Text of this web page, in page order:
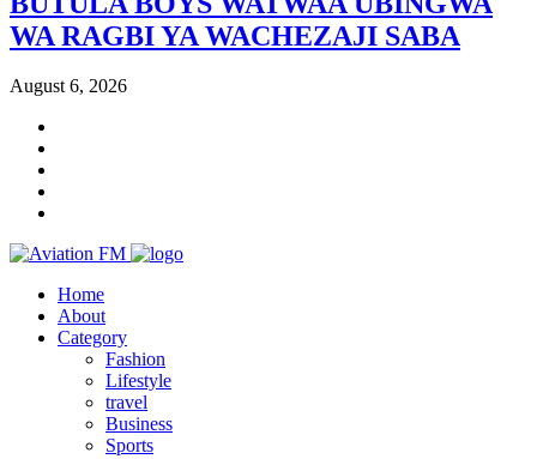
WA RAGBI YA WACHEZAJI SABA
August 6, 2026
Home
About
Category
Fashion
Lifestyle
travel
Business
Sports